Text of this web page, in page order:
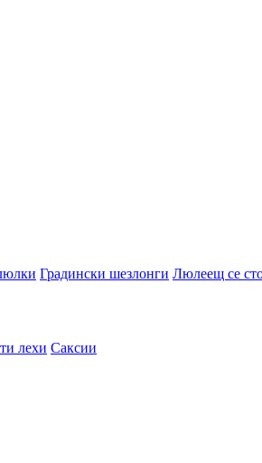
Градински шезлонги Люлеещ се
лехи Саксии